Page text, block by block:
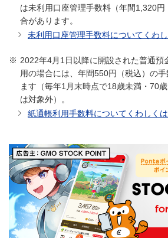
は未利用口座管理手数料（年間1,320
合があります。
未利用口座管理手数料についてくわ
2022年4月1日以降に開設された普通預
用の場合には、年間550円（税込）の
ます（毎年1月末時点で18歳未満・70
は対象外）。
紙通帳利用手数料についてくわしく